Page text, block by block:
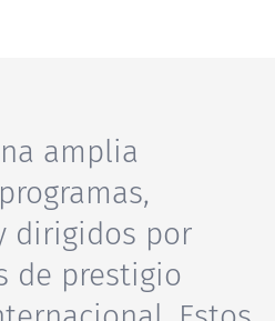
amplia
dirigidos por
de prestigio